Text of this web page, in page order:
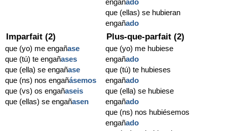
que (ellas) se hubieran
engañado
Imparfait (2)
que (yo) me engañase
que (tú) te engañases
que (ella) se engañase
que (ns) nos engañásemos
que (vs) os engañaseis
que (ellas) se engañasen
Plus-que-parfait (2)
que (yo) me hubiese
engañado
que (tú) te hubieses
engañado
que (ella) se hubiese
engañado
que (ns) nos hubiésemos
engañado